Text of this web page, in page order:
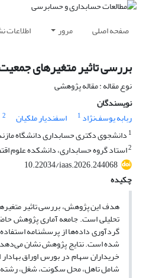
صفحه اصلی مرور اطلاعات
بررسی تاثیر متغیرهای
نوع مقاله : مقاله پژوهشی
نویسندگان
ربابه یوسف‌نژاد 1 اسفندیار ملکیان
2
1 دانشجوی دکتری حسابداری دانشگاه
2استاد گروه حسابداری، دانشکده علوم
10.22034/iaas.2026.244068
چکیده
هدف این پژوهش، بررسی تاثیر
گردآوری داده‌ها از پرسشنامه
شامل تاهل، محل سکونت، شغل، رشته